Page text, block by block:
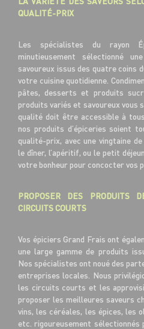
QUALITÉ-PRIX
Les spécialistes du rayon
minutieusement sélectionné
savoureux issus des quatre coins
votre cuisine quotidienne.
pâtes, desserts et produits
produits variés et savoureux vous
qualité doit être accessible à
nos produits d’épiceries soient
qualité-prix, avec une vingtaine
le dîner, l’apéritif, ou le petit
votre bonheur pour concocter vos
PROPOSER DES PRODUITS
CIRCUITS COURTS
Vos épiciers Grand Frais ont
une large gamme de produits
Nos spécialistes ont noué des
entreprises locales. Nous
les circuits courts et les
proposer les meilleures saveurs
vins, les céréales, les épices, les
etc. rigoureusement